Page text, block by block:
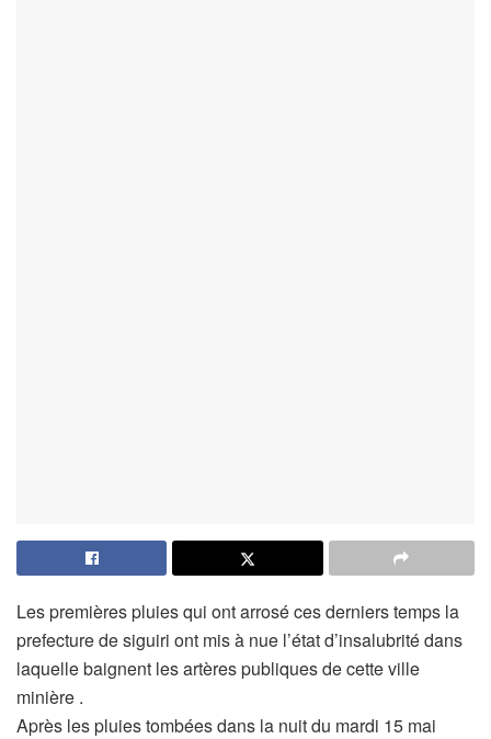
Les premières pluies qui ont arrosé ces derniers temps la
prefecture de siguiri ont mis à nue l’état d’insalubrité dans
laquelle baignent les artères publiques de cette ville
minière .
Après les pluies tombées dans la nuit du mardi 15 mai